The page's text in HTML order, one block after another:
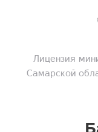
Лицензия
Самарской